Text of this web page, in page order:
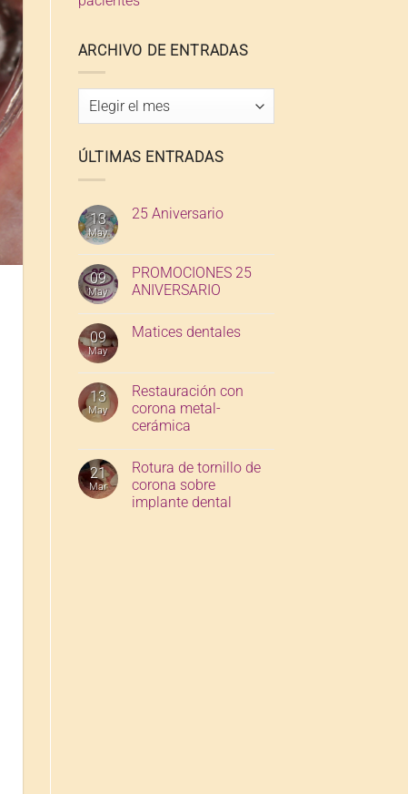
ARCHIVO DE ENTRADAS
Archivo
de
ÚLTIMAS ENTRADAS
13
May
25 Aniversario
09
May
PROMOCIONES 25
ANIVERSARIO
09
May
Matices dentales
13
May
Restauración con
corona metal-
cerámica
21
Mar
Rotura de tornillo de
corona sobre
implante dental